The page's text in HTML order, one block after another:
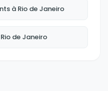
à Rio de Janeiro
de Janeiro